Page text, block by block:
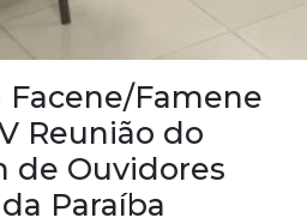
Facene/Famene
Reunião do
de Ouvidores
Paraíba